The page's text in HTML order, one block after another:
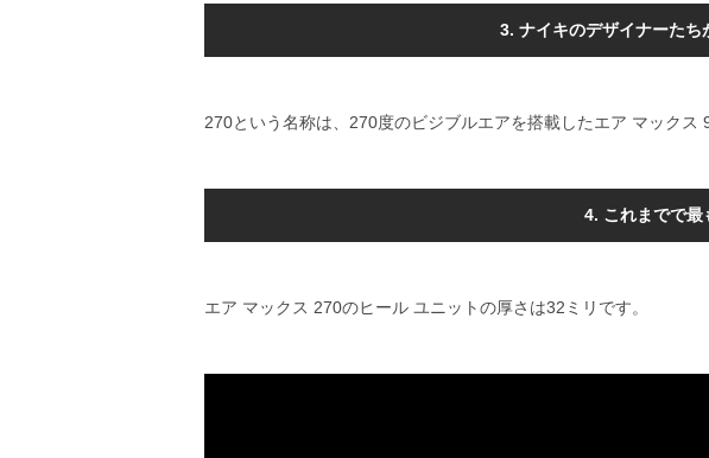
3. ナイキのデザイナーた
270という名称は、270度のビジブルエアを搭載したエア マックス
4. これまでで最
エア マックス 270のヒール ユニットの厚さは32ミリです。